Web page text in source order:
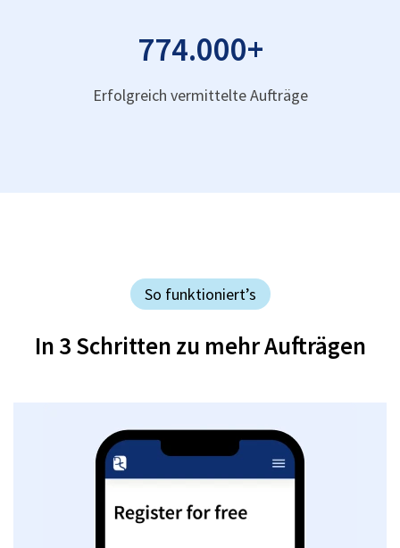
774.000+
Erfolgreich vermittelte Aufträge
So funktioniert’s
In 3 Schritten zu mehr Aufträgen